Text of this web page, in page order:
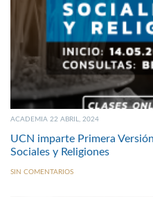
ACADEMIA 22 ABRIL, 2024
UCN imparte Primera
Sociales y Religiones
SIN COMENTARIOS